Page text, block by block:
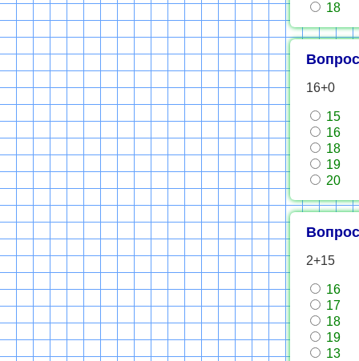
18
16+0
15
16
18
19
20
2+15
16
17
18
19
13